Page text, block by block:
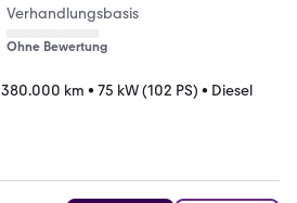
Verhandlungsbasis
Ohne Bewertung
380.000 km • 75 kW (102 PS) • Diesel